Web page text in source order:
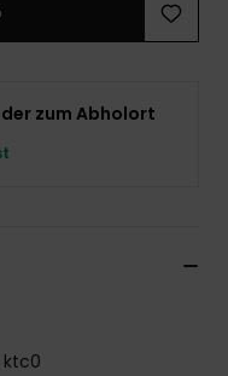
zum Abholort
ktc0